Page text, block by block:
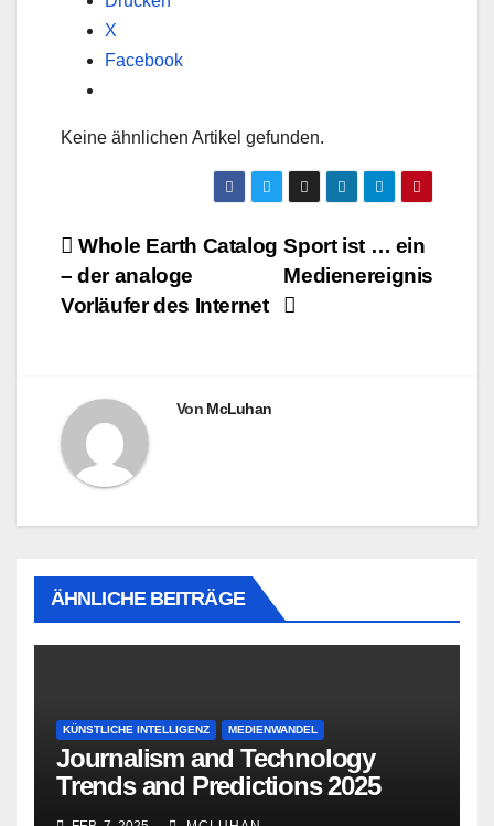
X
Facebook
Keine ähnlichen Artikel gefunden.
BeitragsnavigationSport ist … ein
Medienereignis
Whole Earth Catalog
– der analoge
Vorläufer des Internet
Von McLuhan
ÄHNLICHE BEITRÄGE
KÜNSTLICHE INTELLIGENZ MEDIENWANDEL
Journalism and Technology
Trends and Predictions 2025